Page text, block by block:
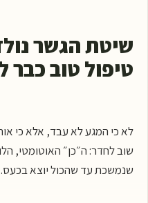
שיטת הגשר
טיפול טוב
לא כי המגע לא עבד, אלא כי
שוב לחדר: ה״כן״ האוטומטי,
שנמשכת עד שהכול יוצא בכעס.